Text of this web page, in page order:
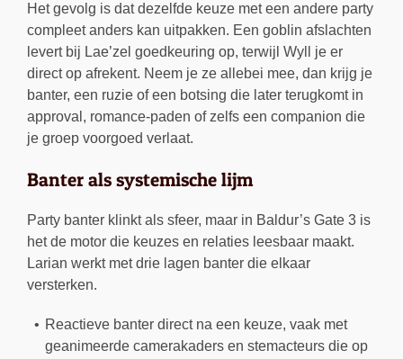
Het gevolg is dat dezelfde keuze met een andere party
compleet anders kan uitpakken. Een goblin afslachten
levert bij Lae’zel goedkeuring op, terwijl Wyll je er
direct op afrekent. Neem je ze allebei mee, dan krijg je
banter, een ruzie of een botsing die later terugkomt in
approval, romance-paden of zelfs een companion die
je groep voorgoed verlaat.
Banter als systemische lijm
Party banter klinkt als sfeer, maar in Baldur’s Gate 3 is
het de motor die keuzes en relaties leesbaar maakt.
Larian werkt met drie lagen banter die elkaar
versterken.
Reactieve banter direct na een keuze, vaak met
geanimeerde camerakaders en stemacteurs die op